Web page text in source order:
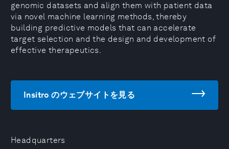
Headquarters
genomic datasets and align them with patient data
via novel machine learning methods, thereby
building predictive models that can accelerate
target selection and the design and development of
effective therapeutics.
Insitro のウェブサイトを見る